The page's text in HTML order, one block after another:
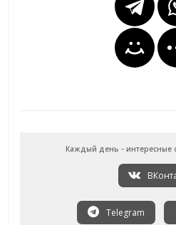
Каждый день - интересные
Telegram